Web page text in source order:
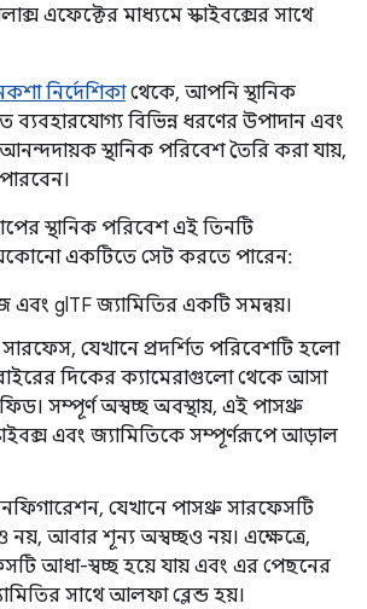
এফেক্টের মাধ্যমে স্কাইবক্সের সাথে
নির্দেশিকাথেকে, আপনি স্থানিক
ব্যবহারযোগ্য বিভিন্ন ধরণের উপাদান এবং
স্থানিক পরিবেশ তৈরি করা যায়,
স্থানিক পরিবেশ এই তিনটি
একটিতে সেট করতে পারেন:
এবং glTF জ্যামিতির একটি সমন্বয়।
যেখানে প্রদর্শিত পরিবেশটি হলো
দিকের ক্যামেরাগুলো থেকে আসা
সম্পূর্ণ অস্বচ্ছ অবস্থায়, এই পাসথ্রু
এবং জ্যামিতিকে সম্পূর্ণরূপে আড়াল
যেখানে পাসথ্রু সারফেসটি
নয়, আবার শূন্য অস্বচ্ছও নয়। এক্ষেত্রে,
আধা-স্বচ্ছ হয়ে যায় এবং এর পেছনের
সাথে আলফা ব্লেন্ড হয়।